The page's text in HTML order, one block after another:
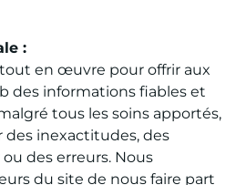
:
en œuvre pour offrir aux
des informations fiables et
tous les soins apportés,
inexactitudes, des
des erreurs. Nous
du site de nous faire part